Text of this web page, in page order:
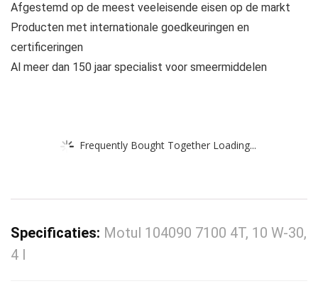
Afgestemd op de meest veeleisende eisen op de markt
Producten met internationale goedkeuringen en
certificeringen
Al meer dan 150 jaar specialist voor smeermiddelen
Frequently Bought Together Loading...
Specificaties: Motul 104090 7100 4T, 10 W-30,
4 l